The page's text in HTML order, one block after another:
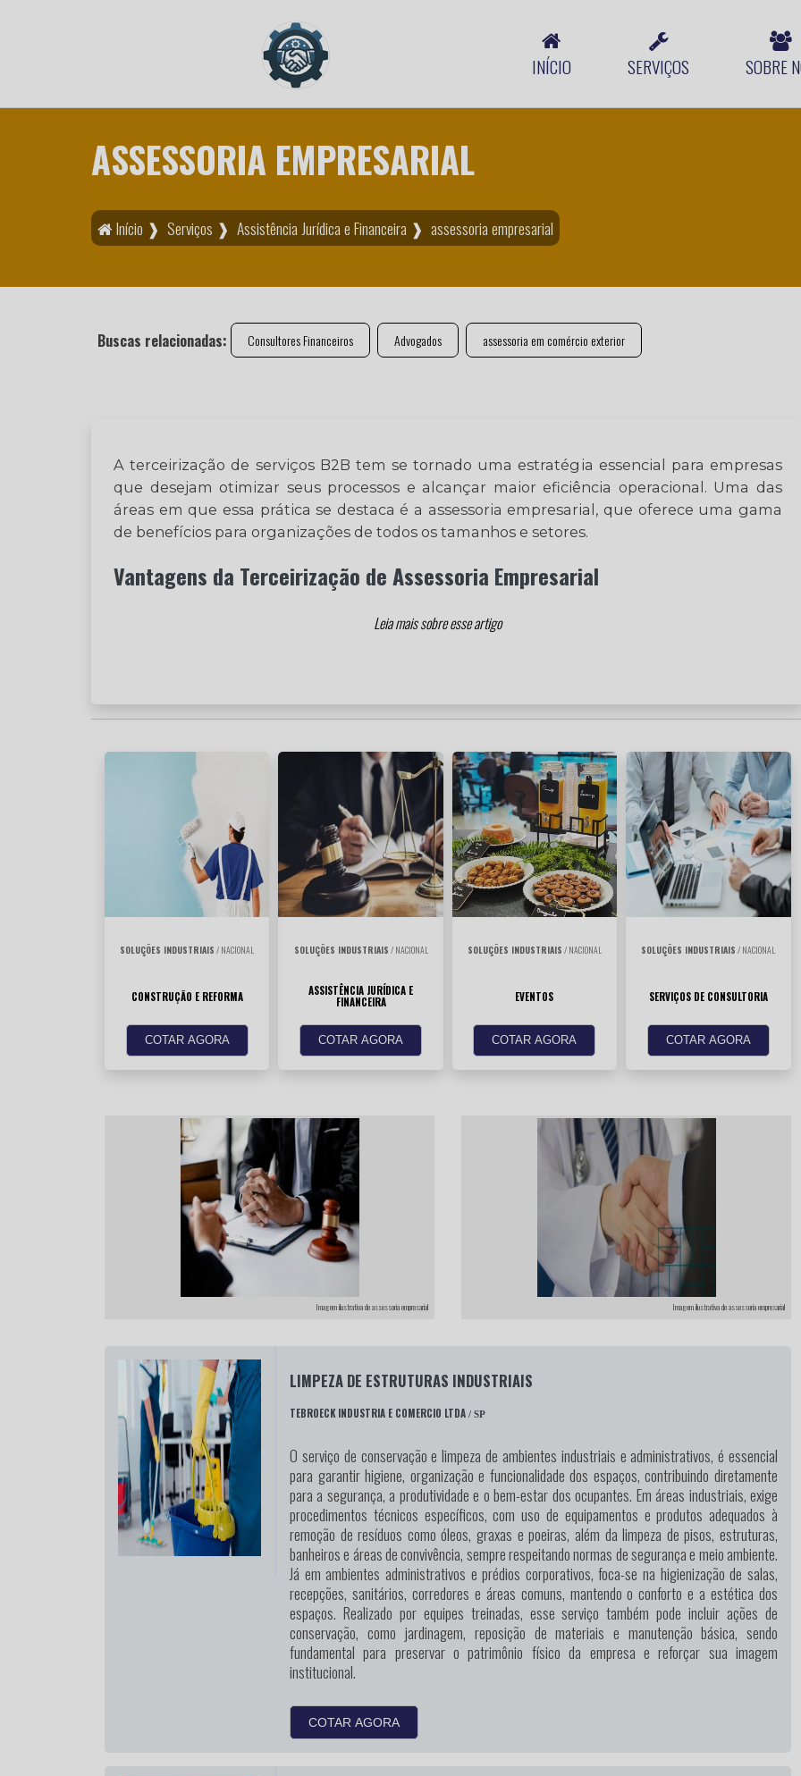
INÍCIO SERVIÇOS SOBRE
ASSESSORIA EMPRESARIAL
Início ❱ Serviços ❱ Assistência Jurídica e Financeira ❱ assessoria empresarial
Buscas relacionadas: Consultores Financeiros Advogados assessoria em comércio exterior
A terceirização de serviços B2B tem se tornado uma estratégia essencial para empresas
que desejam otimizar seus processos e alcançar maior eficiência operacional. Uma das
áreas em que essa prática se destaca é a assessoria empresarial, que oferece uma gama
de benefícios para organizações de todos os tamanhos e setores.
Vantagens da Terceirização de Assessoria Empresarial
SOLUÇÕES INDUSTRIAIS / NACIONAL
CONSTRUÇÃO E REFORMA
COTAR AGORA
SOLUÇÕES INDUSTRIAIS / NACIONAL
ASSISTÊNCIA JURÍDICA E
FINANCEIRA
COTAR AGORA
SOLUÇÕES INDUSTRIAIS / NACIONAL
EVENTOS
COTAR AGORA
SOLUÇÕES INDUSTRIAIS / NACIONAL
SERVIÇOS DE CONSULTORIA
COTAR AGORA
Imagem ilustrativa de assessoria empresarial Imagem ilustrativa de assessoria empresarial
LIMPEZA DE ESTRUTURAS INDUSTRIAIS
TEBROECK INDUSTRIA E COMERCIO LTDA / SP
O serviço de conservação e limpeza de ambientes industriais e administrativos, é essencial
para garantir higiene, organização e funcionalidade dos espaços, contribuindo diretamente
para a segurança, a produtividade e o bem-estar dos ocupantes. Em áreas industriais, exige
procedimentos técnicos específicos, com uso de equipamentos e produtos adequados à
remoção de resíduos como óleos, graxas e poeiras, além da limpeza de pisos, estruturas,
banheiros e áreas de convivência, sempre respeitando normas de segurança e meio ambiente.
Já em ambientes administrativos e prédios corporativos, foca-se na higienização de salas,
recepções, sanitários, corredores e áreas comuns, mantendo o conforto e a estética dos
espaços. Realizado por equipes treinadas, esse serviço também pode incluir ações de
conservação, como jardinagem, reposição de materiais e manutenção básica, sendo
fundamental para preservar o patrimônio físico da empresa e reforçar sua imagem
institucional.
COTAR AGORA